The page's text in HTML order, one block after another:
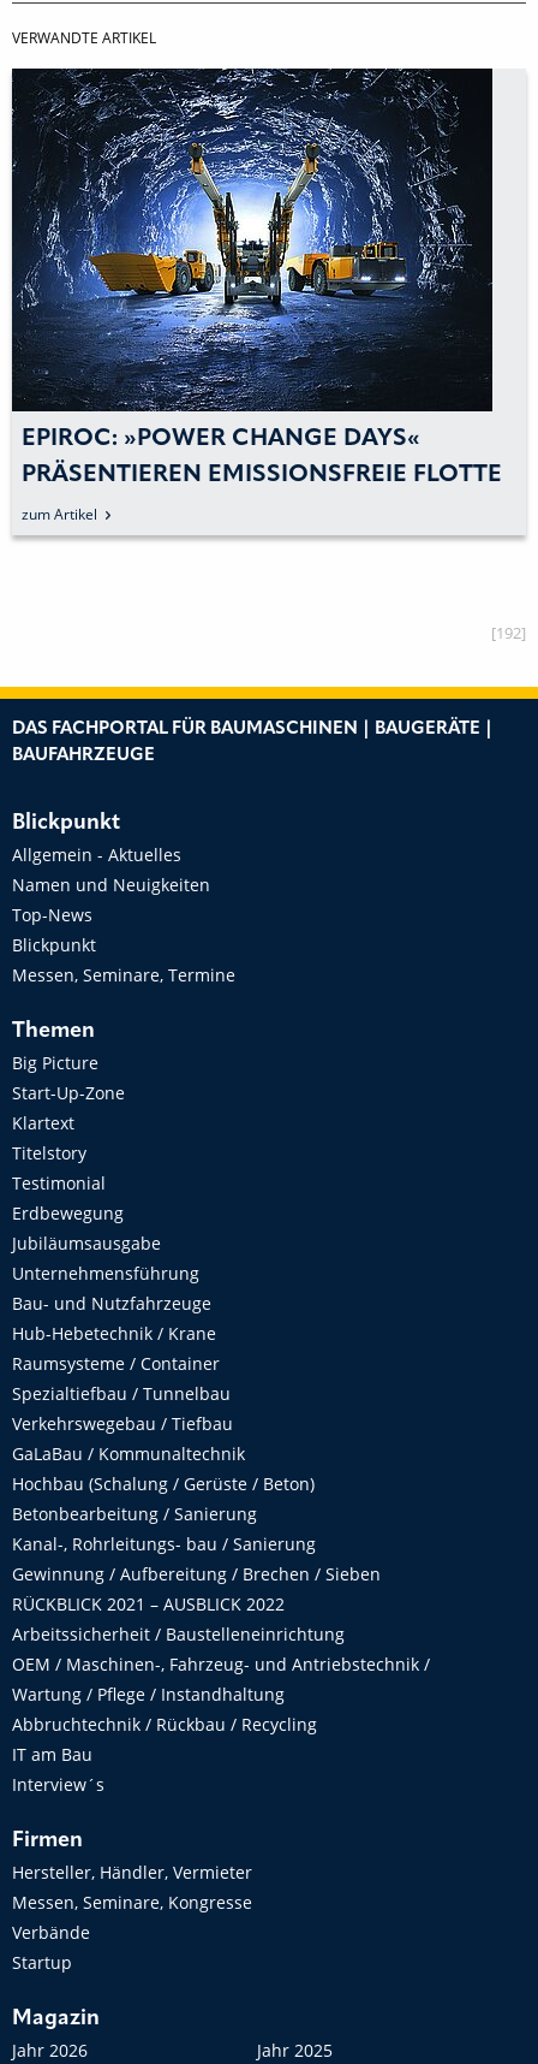
VERWANDTE ARTIKEL
EPIROC: »POWER CHANGE DAYS«
PRÄSENTIEREN EMISSIONSFREIE FLOTTE
DER ZWEITEN GENERATION
zum Artikel
[192]
DAS FACHPORTAL FÜR BAUMASCHINEN | BAUGERÄTE |
BAUFAHRZEUGE
Blickpunkt
Allgemein - Aktuelles
Namen und Neuigkeiten
Top-News
Blickpunkt
Messen, Seminare, Termine
Themen
Big Picture
Start-Up-Zone
Klartext
Titelstory
Testimonial
Erdbewegung
Jubiläumsausgabe
Unternehmensführung
Bau- und Nutzfahrzeuge
Hub-Hebetechnik / Krane
Raumsysteme / Container
Spezialtiefbau / Tunnelbau
Verkehrswegebau / Tiefbau
GaLaBau / Kommunaltechnik
Hochbau (Schalung / Gerüste / Beton)
Betonbearbeitung / Sanierung
Kanal-, Rohrleitungs- bau / Sanierung
Gewinnung / Aufbereitung / Brechen / Sieben
RÜCKBLICK 2021 – AUSBLICK 2022
Arbeitssicherheit / Baustelleneinrichtung
OEM / Maschinen-, Fahrzeug- und Antriebstechnik /
Wartung / Pflege / Instandhaltung
Abbruchtechnik / Rückbau / Recycling
IT am Bau
Interview´s
Firmen
Hersteller, Händler, Vermieter
Messen, Seminare, Kongresse
Verbände
Startup
Magazin
Jahr 2026
Jahr 2025